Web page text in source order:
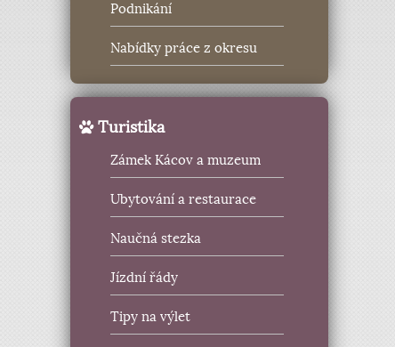
Podnikání
Nabídky práce z okresu
Turistika
Zámek Kácov a muzeum
Ubytování a restaurace
Naučná stezka
Jízdní řády
Tipy na výlet